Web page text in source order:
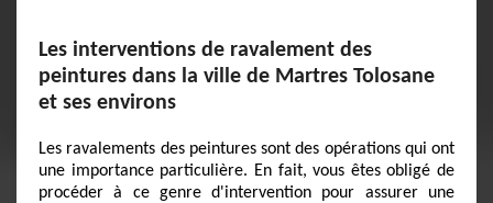
Les interventions de ravalement des
peintures dans la ville de Martres Tolosane
et ses environs
Les ravalements des peintures sont des opérations qui ont
une importance particulière. En fait, vous êtes obligé de
procéder à ce genre d'intervention pour assurer une